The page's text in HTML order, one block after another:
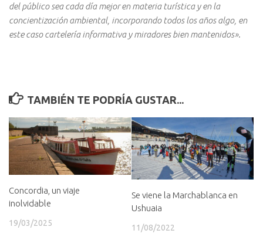
del público sea cada día mejor en materia turística y en la
concientización ambiental, incorporando todos los años algo, en
este caso cartelería informativa y miradores bien mantenidos».
TAMBIÉN TE PODRÍA GUSTAR...
Concordia, un viaje
inolvidable
19/03/2025
Se viene la Marchablanca en
Ushuaia
11/08/2022